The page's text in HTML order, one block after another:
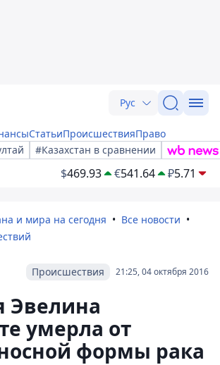
Рус
СтатьиПроисшествияПраво
#Казахстан в сравнении
$469.93 €541.64 ₽5.71
и мира на сегодня
Все новости
21:25, 04 октября 2016
Происшествия
Эвелина
умерла от
формы рака